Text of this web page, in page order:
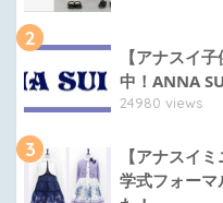
2
【アナスイ
中！ANNA
24980 views
3
【アナスイ
学式フォー